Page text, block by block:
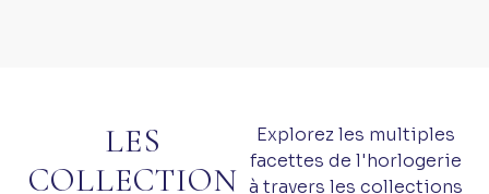
LES
COLLECTION
Explorez les multiples
facettes de l'horlogerie
à travers les collections